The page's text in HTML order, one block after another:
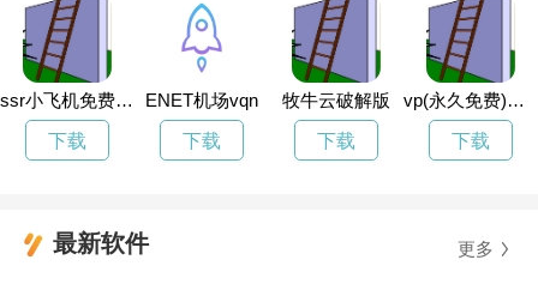
ssr小飞机免费永久加速
下载
ENET机场vqn
下载
牧牛云破解版
下载
vp(永久免费)加速器vp
下载
最新软件 更多